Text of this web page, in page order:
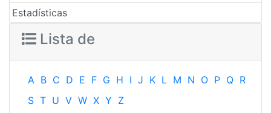
Estadísticas
Lista de
A B C D E F G H I J K L M N O P Q R
S T U V W X Y Z